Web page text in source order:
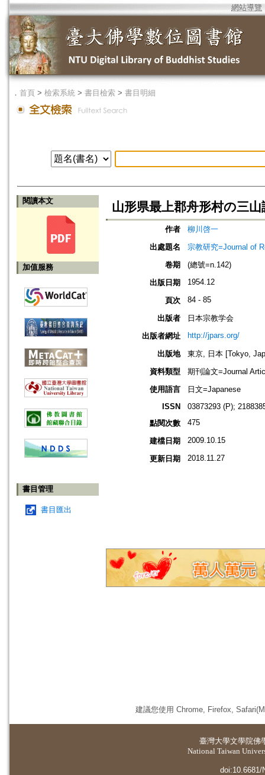
網站導覽
． 首頁 > 檢索系統 > 書目檢索 > 書目明細
閱讀本文
加值服務
書目管理
書目匯出
山形県最上郡舟形村の三山
作者
柳川啓一
出處題名
宗教研究=Journal of
卷期
(總號=n.142)
出版日期
1954.12
頁次 84 - 85
出版者
日本宗教学会
出版者網址
http://jpars.org/
出版地
東京, 日本 [Tokyo,
資料類型
期刊論文=Journal
使用語言
日文=Japanese
ISSN
03873293 (P);
點閱次數
475
建檔日期 2009.10.15
更新日期 2018.11.27
建議您使用 Chrome, Firefox,
臺灣大學文學院佛
National Taiwan
doi:10.6681/